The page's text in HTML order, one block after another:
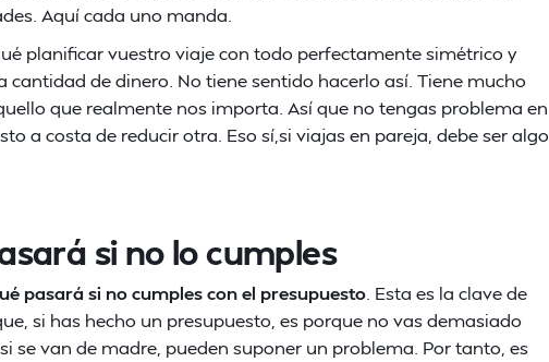
Aquí cada uno manda.
planificar vuestro viaje con todo perfectamente simétrico y
de dinero. No tiene sentido hacerlo así. Tiene mucho
que realmente nos importa. Así que no tengas problema en
a costa de reducir otra. Eso sí,si viajas en pareja, debe ser algo
si no lo cumples
pasará si no cumples con el presupuesto . Esta es la clave de
si has hecho un presupuesto, es porque no vas demasiado
se van de madre, pueden suponer un problema. Por tanto, es